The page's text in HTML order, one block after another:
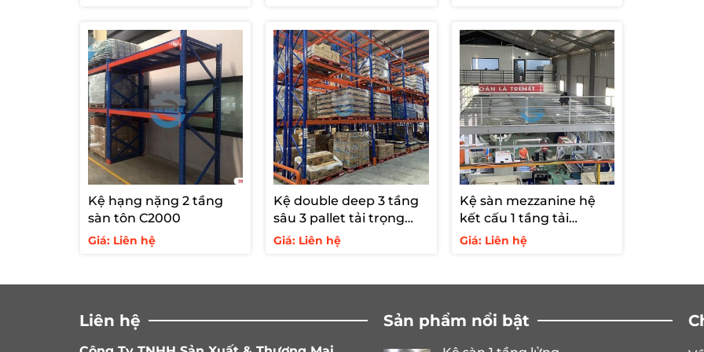
Kệ hạng nặng 2 tầng
sàn tôn C2000
Giá: Liên hệ
Kệ double deep 3 tầng
sâu 3 pallet tải trọng
2000kg/tầng
Giá: Liên hệ
Kệ sàn mezzanine hệ
kết cấu 1 tầng tải
250kg/m2
Giá: Liên hệ
Liên hệ Sản phẩm nổi bật